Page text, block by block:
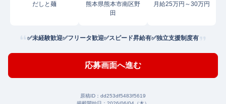
だしと麺
熊本県熊本市南区野
田
月給25万円～30万円
✅未経験歓迎✅フリータ歓迎✅スピード昇給有✅独立支援制度有
応募画面へ進む
原稿ID： dd253df5483f5619